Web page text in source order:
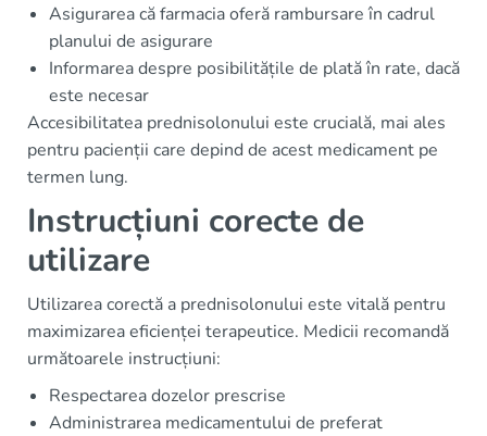
Asigurarea că farmacia oferă rambursare în cadrul
planului de asigurare
Informarea despre posibilitățile de plată în rate, dacă
este necesar
Accesibilitatea prednisolonului este crucială, mai ales
pentru pacienții care depind de acest medicament pe
termen lung.
Instrucțiuni corecte de
utilizare
Utilizarea corectă a prednisolonului este vitală pentru
maximizarea eficienței terapeutice. Medicii recomandă
următoarele instrucțiuni:
Respectarea dozelor prescrise
Administrarea medicamentului de preferat